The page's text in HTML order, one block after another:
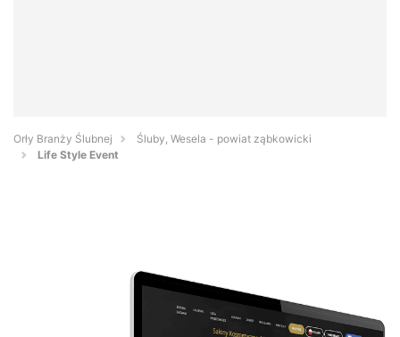
Orły Branży Ślubnej
Śluby, Wesela - powiat ząbkowicki
Life Style Event